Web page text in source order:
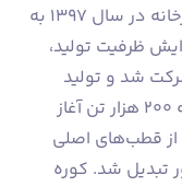
در ادامه مسیر توسعه، فاز سوم این کارخانه در سال ۱۳۹۷ به
ظرفیت تولید،
شد و تولید
نبشی، ناودانی و تیرآهن با ظرفیت سالانه ۲۰۰ هزار تن آغاز
از قطب‌های اصلی
تبدیل شد. کوره